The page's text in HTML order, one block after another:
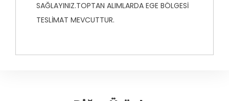
SAĞLAYINIZ.TOPTAN ALIMLARDA EGE BÖLGESİ
TESLİMAT MEVCUTTUR.